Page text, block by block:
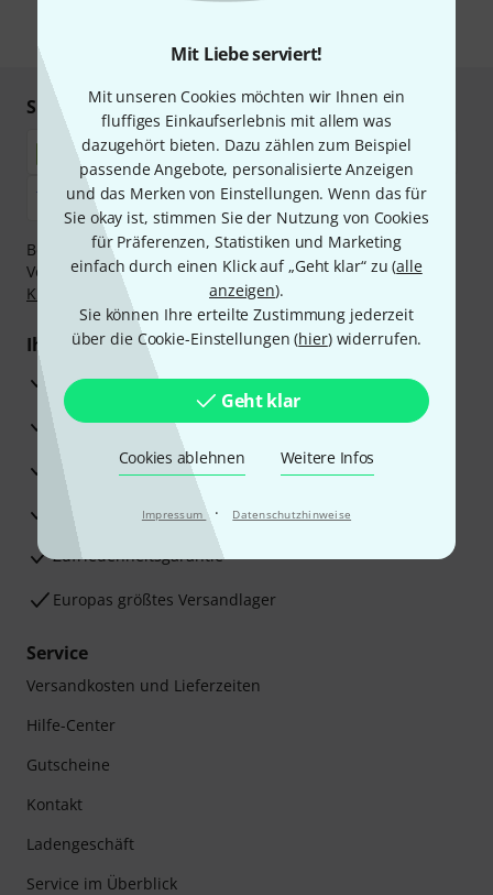
Mit Liebe serviert!
Mit unseren Cookies möchten wir Ihnen ein
fluffiges Einkaufserlebnis mit allem was
dazugehört bieten. Dazu zählen zum Beispiel
passende Angebote, personalisierte Anzeigen
und das Merken von Einstellungen. Wenn das für
Sie okay ist, stimmen Sie der Nutzung von Cookies
für Präferenzen, Statistiken und Marketing
einfach durch einen Klick auf „Geht klar“ zu (alle
anzeigen).
Sie können Ihre erteilte Zustimmung jederzeit
über die Cookie-Einstellungen (hier) widerrufen.
Geht klar
Cookies ablehnen Weitere Infos
Impressum · Datenschutzhinweise
Sicher einkaufen & bezahlen
Bezahlen Sie vertraulich und sicher per Nachnahme,
Vorkasse, PayPal, Amazon Pay,Klarna Sofort bezahlen
Klarna Ratenzahlung
oder Kreditkarte.
Ihre Vorteile
3 Jahre Thomann Garantie
30 Tage Money-Back-Garantie
Reparaturservice
Beratung durch Fachexperten
Zufriedenheitsgarantie
Europas größtes Versandlager
Service
Versandkosten und Lieferzeiten
Hilfe-Center
Gutscheine
Kontakt
Ladengeschäft
Service im Überblick